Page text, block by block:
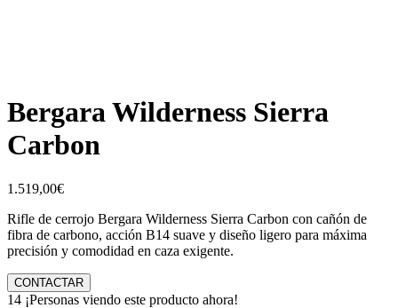
Bergara Wilderness Sierra
Carbon
1.519,00€
Rifle de cerrojo Bergara Wilderness Sierra Carbon con cañón de
fibra de carbono, acción B14 suave y diseño ligero para máxima
precisión y comodidad en caza exigente.
CONTACTAR
14 ¡Personas viendo este producto ahora!